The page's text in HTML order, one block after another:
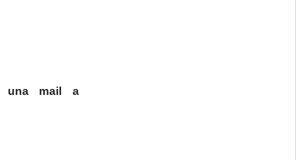
una mail a